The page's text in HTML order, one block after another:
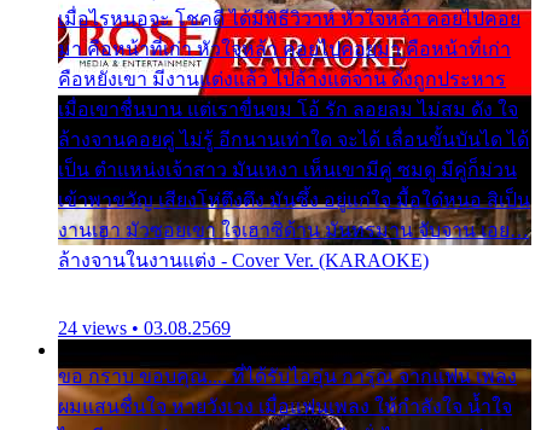
เมื่อไรหนอจะ โชคดี ได้มีพิธีวิวาห์ หัวใจหล้า คอยไปคอย
มา คือหน้าที่เก่า หัวใจหล้า คอยไปคอยมา คือหน้าที่เก่า
คือหยังเขา มีงานแต่งแล้ว ไปล้างแต่จาน ดั่งถูกประหาร
เมื่อเขาชื่นบาน แต่เราขื่นขม โอ้ รัก ลอยลม ไม่สม ดัง ใจ
ล้างจานคอยคู่ ไม่รู้ อีกนานเท่าใด จะได้ เลื่อนขั้นบันได ได้
เป็น ตำแหน่งเจ้าสาว มันเหงา เห็นเขามีคู่ ซมดู มีคู่ก็ม่วน
เข้าพาขวัญ เสียงโห่ตึงตึง มันซึ้ง อยู่แก่ใจ มื้อใด๋หนอ สิเป็น
งานเฮา มัวซอยเขา ใจเฮาซิด้าน มันทรมาน จับจาน เอย…
ล้างจานในงานแต่ง - Cover Ver. (KARAOKE)
24 views • 03.08.2569
ขอ กราบ ขอบคุณ.... ที่ได้รับไออุ่น การุณ จากแฟน เพลง
ผมแสนชื่นใจ หายวังเวง เมื่อแฟนเพลง ให้กำลังใจ น้ำใจ